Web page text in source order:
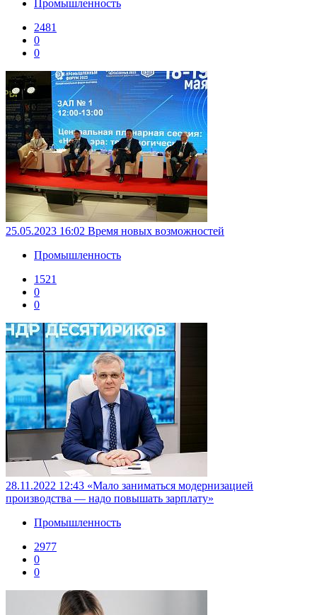
Промышленность
2481
0
0
25.05.2023 16:02 Время новых возможностей
Промышленность
1521
0
0
28.11.2022 12:43 «Мало заниматься модернизацией
производства — надо повышать зарплату»
Промышленность
2977
0
0